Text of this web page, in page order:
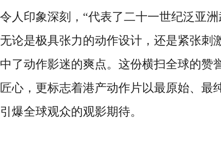
令人印象深刻，“代表了二十一世纪泛亚
无论是极具张力的动作设计，还是紧张刺
中了动作影迷的爽点。这份横扫全球的赞
匠心，更标志着港产动作片以最原始、最
引爆全球观众的观影期待。